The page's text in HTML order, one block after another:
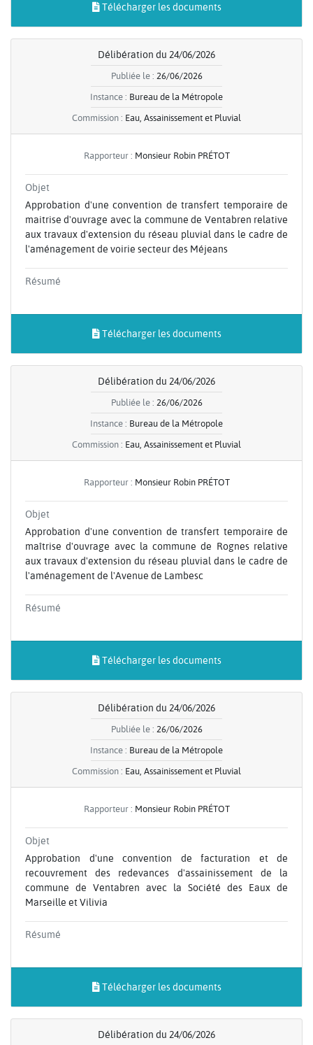
Télécharger les documents
Délibération du 24/06/2026
Publiée le : 26/06/2026
Instance : Bureau de la Métropole
Commission : Eau, Assainissement et Pluvial
Rapporteur : Monsieur Robin PRÉTOT
Objet
Approbation d'une convention de transfert temporaire de
maitrise d'ouvrage avec la commune de Ventabren relative
aux travaux d'extension du réseau pluvial dans le cadre de
l'aménagement de voirie secteur des Méjeans
Résumé
Télécharger les documents
Délibération du 24/06/2026
Publiée le : 26/06/2026
Instance : Bureau de la Métropole
Commission : Eau, Assainissement et Pluvial
Rapporteur : Monsieur Robin PRÉTOT
Objet
Approbation d'une convention de transfert temporaire de
maîtrise d'ouvrage avec la commune de Rognes relative
aux travaux d'extension du réseau pluvial dans le cadre de
l'aménagement de l'Avenue de Lambesc
Résumé
Télécharger les documents
Délibération du 24/06/2026
Publiée le : 26/06/2026
Instance : Bureau de la Métropole
Commission : Eau, Assainissement et Pluvial
Rapporteur : Monsieur Robin PRÉTOT
Objet
Approbation d'une convention de facturation et de
recouvrement des redevances d'assainissement de la
commune de Ventabren avec la Société des Eaux de
Marseille et Vilivia
Résumé
Télécharger les documents
Délibération du 24/06/2026